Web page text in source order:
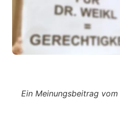
Ein Meinungsbeitrag vom